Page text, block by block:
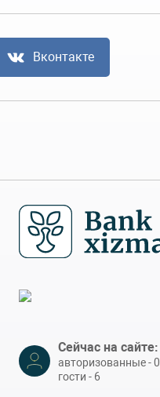
Вконтакте
Сейчас на сайте:
авторизованные - 0
гости - 6